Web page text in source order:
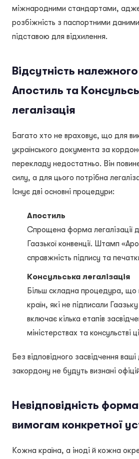
міжнародними стандартами,
розбіжність з паспортними
підставою для відхилення.
Відсутність
Апостиль та
легалізація
Багато хто не враховує, що для
українського документа за
перекладу недостатньо. Він
силу, а для цього потрібна
Існує дві основні процедури:
Апостиль
Спрощена форма легалізації
Гаазької конвенції. Штамп
справжність підпису та
Консульська легалізація
Більш складна процедура, що
країн, які не підписали
включає кілька етапів
міністерствах та консульстві
Без відповідного засвідчення
закордону не будуть визнані
Невідповідність
вимогам конкретної
Кожна країна, а іноді й кожна